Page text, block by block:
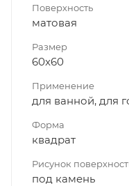
Поверхность
матовая
Размер
60x60
Применение
для ванной, для
Форма
квадрат
Рисунок
под камень